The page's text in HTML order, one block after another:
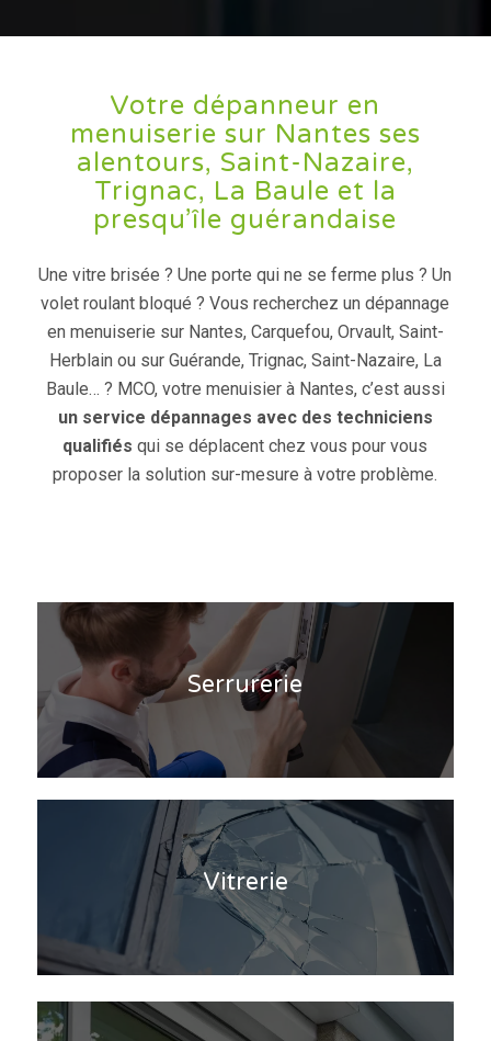
Votre dépanneur en
menuiserie sur Nantes ses
alentours, Saint-Nazaire,
Trignac, La Baule et la
presqu’île guérandaise
Une vitre brisée ? Une porte qui ne se ferme plus ? Un
volet roulant bloqué ? Vous recherchez un dépannage
en menuiserie sur Nantes, Carquefou, Orvault, Saint-
Herblain ou sur Guérande, Trignac, Saint-Nazaire, La
Baule… ? MCO, votre menuisier à Nantes, c’est aussi
un service dépannages avec des techniciens
qualifiés qui se déplacent chez vous pour vous
proposer la solution sur-mesure à votre problème.
Serrurerie
Vitrerie